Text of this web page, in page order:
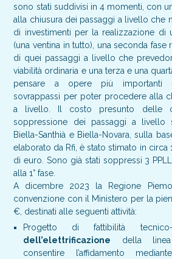
sono stati suddivisi in 4 momenti, con
alla chiusura dei passaggi a livello che
di investimenti per la realizzazione di
(una ventina in tutto), una seconda fase
di quei passaggi a livello che
viabilità ordinaria e una terza e una
pensare a opere più importanti
sovrappassi per poter procedere alla
a livello. Il costo presunto delle
soppressione dei passaggi a livello
Biella-Santhià e Biella-Novara, sulla
elaborato da Rfi, è stato stimato in circa
di euro. Sono già stati soppressi 3
alla 1° fase.
A dicembre 2023 la Regione
convenzione con il Ministero per la
€, destinati alle seguenti attività:
Progetto di fattibilità
dell’elettrificazione della linea
consentire l’affidamento